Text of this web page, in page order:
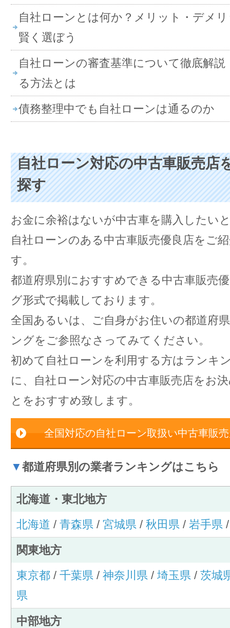
自社ローンとは何か？メリット・デメ
賢く選ぼう
自社ローンの審査基準について徹底解
る方法とは
債務整理中でも自社ローンは通るのか
自社ローン対応の中古車販売店
探す
お金に余裕はないが中古車を購入したい
自社ローンのある中古車販売優良店をご
す。
都道府県別におすすめできる中古車販売
グ形式で掲載しております。
全国あるいは、ご自身がお住いの都道府
ングをご参照なさってみてください。
初めて自社ローンを利用する方はランキ
に、自社ローン対応の中古車販売店をお
とをおすすめ致します。
全国対応の自社ローン取扱い中古車販
▼ 都道府県別の業者ランキングはこちら
北海道・東北地方
北海道 / 青森県/ 宮城県/ 秋田県/ 岩手県
関東地方
東京都/ 千葉県/ 神奈川県/ 埼玉県/ 茨城
県
中部地方